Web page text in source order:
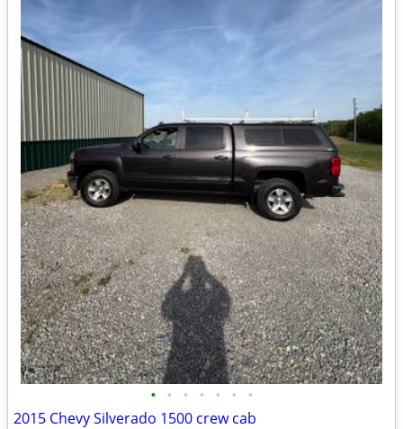
• • • • • • •
2015 Chevy Silverado 1500 crew cab